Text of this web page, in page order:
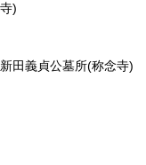
寺)
新田義貞公墓所(称念寺)